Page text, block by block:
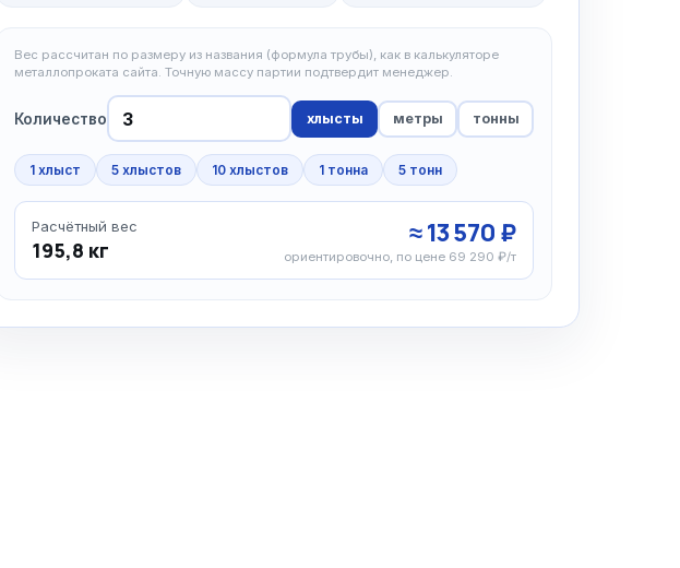
Вес рассчитан по размеру из названия (формула трубы), как в калькуляторе
металлопроката сайта. Точную массу партии подтвердит менеджер.
Количество хлысты метры тонны
1 хлыст 5 хлыстов 10 хлыстов 1 тонна 5 тонн
Расчётный вес
195,8 кг
≈ 13 570 ₽
ориентировочно, по цене 69 290 ₽/т